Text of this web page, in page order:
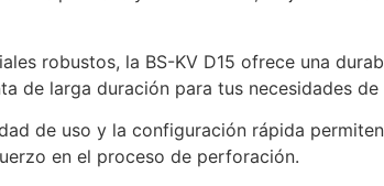
robustos, la BS-KV D15 ofrece una
de larga duración para tus necesidades
de uso y la configuración rápida
en el proceso de perforación.